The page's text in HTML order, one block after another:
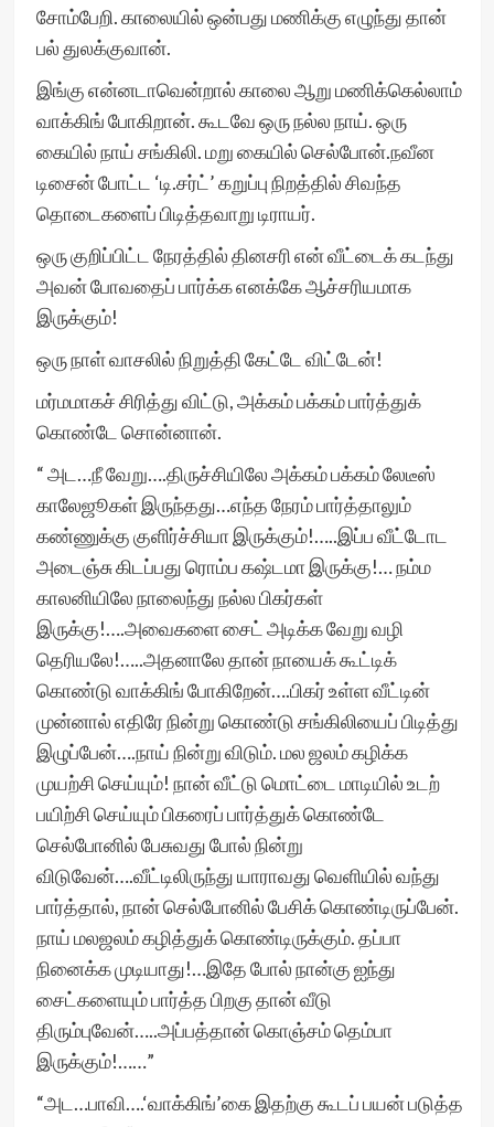
சோம்பேறி. காலையில் ஒன்பது மணிக்கு எழுந்து தான்
பல் துலக்குவான்.
இங்கு என்னடாவென்றால் காலை ஆறு மணிக்கெல்லாம்
வாக்கிங் போகிறான். கூடவே ஒரு நல்ல நாய். ஒரு
கையில் நாய் சங்கிலி. மறு கையில் செல்போன்.நவீன
டிசைன் போட்ட ‘டி.சர்ட்’ கறுப்பு நிறத்தில் சிவந்த
தொடைகளைப் பிடித்தவாறு டிராயர்.
ஒரு குறிப்பிட்ட நேரத்தில் தினசரி என் வீட்டைக் கடந்து
அவன் போவதைப் பார்க்க எனக்கே ஆச்சரியமாக
இருக்கும்!
ஒரு நாள் வாசலில் நிறுத்தி கேட்டே விட்டேன்!
மர்மமாகச் சிரித்து விட்டு, அக்கம் பக்கம் பார்த்துக்
கொண்டே சொன்னான்.
“ அட…நீ வேறு….திருச்சியிலே அக்கம் பக்கம் லேடீஸ்
காலேஜூகள் இருந்தது…எந்த நேரம் பார்த்தாலும்
கண்ணுக்கு குளிர்ச்சியா இருக்கும்!…..இப்ப வீட்டோட
அடைஞ்சு கிடப்பது ரொம்ப கஷ்டமா இருக்கு!… நம்ம
காலனியிலே நாலைந்து நல்ல பிகர்கள்
இருக்கு!….அவைகளை சைட் அடிக்க வேறு வழி
தெரியலே!…..அதனாலே தான் நாயைக் கூட்டிக்
கொண்டு வாக்கிங் போகிறேன்….பிகர் உள்ள வீட்டின்
முன்னால் எதிரே நின்று கொண்டு சங்கிலியைப் பிடித்து
இழுப்பேன்….நாய் நின்று விடும். மல ஜலம் கழிக்க
முயற்சி செய்யும்! நான் வீட்டு மொட்டை மாடியில் உடற்
பயிற்சி செய்யும் பிகரைப் பார்த்துக் கொண்டே
செல்போனில் பேசுவது போல் நின்று
விடுவேன்….வீட்டிலிருந்து யாராவது வெளியில் வந்து
பார்த்தால், நான் செல்போனில் பேசிக் கொண்டிருப்பேன்.
நாய் மலஜலம் கழித்துக் கொண்டிருக்கும். தப்பா
நினைக்க முடியாது!…இதே போல் நான்கு ஐந்து
சைட்களையும் பார்த்த பிறகு தான் வீடு
திரும்புவேன்…..அப்பத்தான் கொஞ்சம் தெம்பா
இருக்கும்!……”
“அட…பாவி….‘வாக்கிங்’கை இதற்கு கூடப் பயன் படுத்த